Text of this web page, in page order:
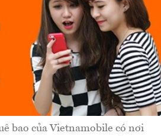
bao của Vietnamobile có nơi